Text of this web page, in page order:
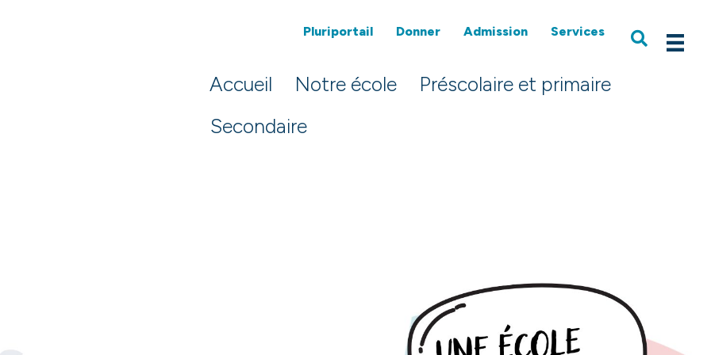
Pluriportail Donner Admission Services
Accueil Notre école
Préscolaire et primaire
Secondaire